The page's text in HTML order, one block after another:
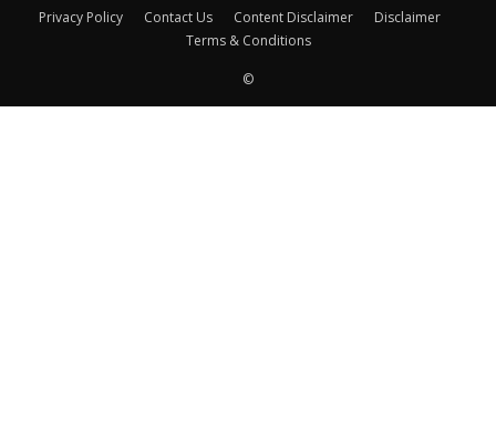
Privacy Policy Contact Us Content Disclaimer
Disclaimer
Terms & Conditions
©